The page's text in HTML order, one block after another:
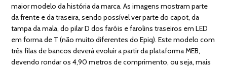
maior modelo da história da marca. As imagens mostram parte
da frente e da traseira, sendo possível ver parte do capot, da
tampa da mala, do pilar D dos faróis e farolins traseiros em LED
em forma de T (não muito diferentes do Epiq). Este modelo com
três filas de bancos deverá evoluir a partir da plataforma MEB,
devendo rondar os 4,90 metros de comprimento, ou seja, mais